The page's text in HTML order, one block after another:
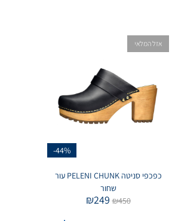
-44%
אזל המלאי
כפכפי סניטה PELENI CHUNK עור
שחור
₪450
₪249